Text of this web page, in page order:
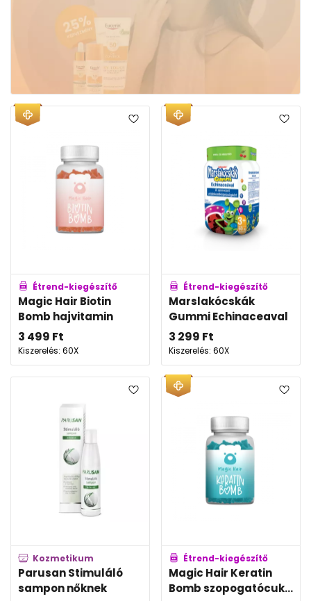
Étrend-kiegészítő
Magic Hair Biotin
Bomb hajvitamin
3 499 Ft
Kiszerelés: 60X
Étrend-kiegészítő
Marslakócskák
Gummi Echinaceaval
3 299 Ft
Kiszerelés: 60X
Kozmetikum
Parusan Stimuláló
sampon nőknek
Étrend-kiegészítő
Magic Hair Keratin
Bomb szopogatócuk...